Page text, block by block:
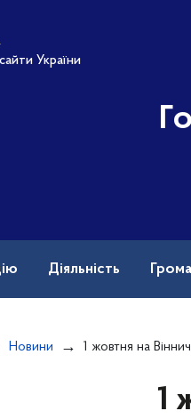
України
Діяльність
Новини 1 жовтня на Вінниччині
1